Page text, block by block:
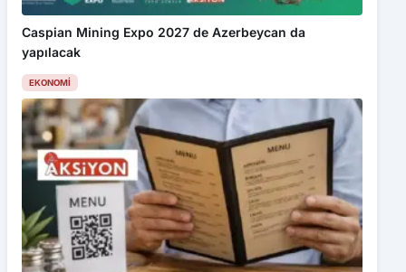
Caspian Mining Expo 2027 de Azerbeycan da
yapılacak
EKONOMI